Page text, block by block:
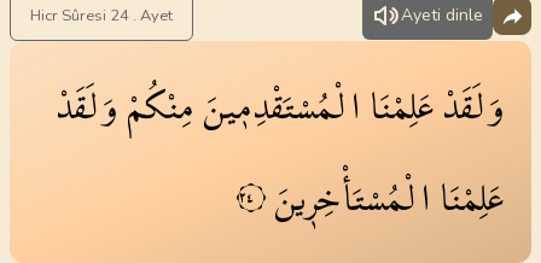
Hicr Sûresi 24 . Ayet Ayeti dinle
وَلَقَدْعَلِمْنَاالْمُسْتَقْدِم۪ينَمِنْكُمْوَلَقَدْ
عَلِمْنَاالْمُسْتَأْخِر۪ينَ ٢٤